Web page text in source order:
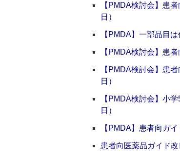
【PMDA検討会】患
日）
【PMDA】一部品目
【PMDA検討会】患
【PMDA検討会】患
日）
【PMDA検討会】小
日）
【PMDA】患者向ガ
患者向医薬品ガイド